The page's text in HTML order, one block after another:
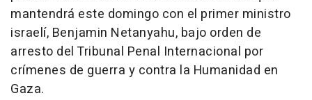
mantendrá este domingo con el primer ministro
israelí, Benjamin Netanyahu, bajo orden de
arresto del Tribunal Penal Internacional por
crímenes de guerra y contra la Humanidad en
Gaza.